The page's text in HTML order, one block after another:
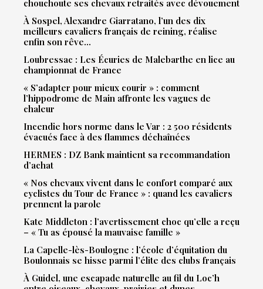
chouchoute ses chevaux retraités avec dévouement
À Sospel, Alexandre Giarratano, l’un des dix
meilleurs cavaliers français de reining, réalise
enfin son rêve…
Loubressac : Les Écuries de Malebarthe en lice au
championnat de France
« S’adapter pour mieux courir » : comment
l’hippodrome de Main affronte les vagues de
chaleur
Incendie hors norme dans le Var : 2 500 résidents
évacués face à des flammes déchaînées
HERMES : DZ Bank maintient sa recommandation
d’achat
« Nos chevaux vivent dans le confort comparé aux
cyclistes du Tour de France » : quand les cavaliers
prennent la parole
Kate Middleton : l’avertissement choc qu’elle a reçu
– « Tu as épousé la mauvaise famille »
La Capelle-lès-Boulogne : l’école d’équitation du
Boulonnais se hisse parmi l’élite des clubs français
À Guidel, une escapade naturelle au fil du Loc’h